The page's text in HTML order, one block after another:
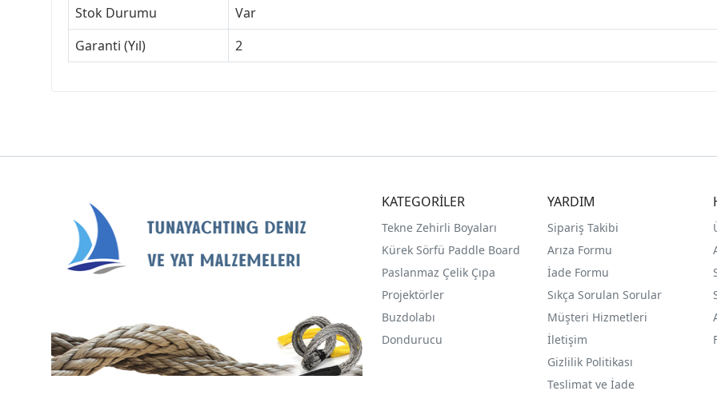
Stok Durumu
Var
Garanti (Yıl)
2
KATEGORİLER
Tekne Zehirli Boyaları
Kürek Sörfü Paddle Board
Paslanmaz Çelik Çıpa
Projektörler
Buzdolabı
Dondurucu
YARDIM
Sipariş Takibi
Arıza Formu
İade Formu
Sıkça Sorulan Sorular
Müşteri Hizmetleri
İletişim
Gizlilik Politikası
Teslimat ve İade